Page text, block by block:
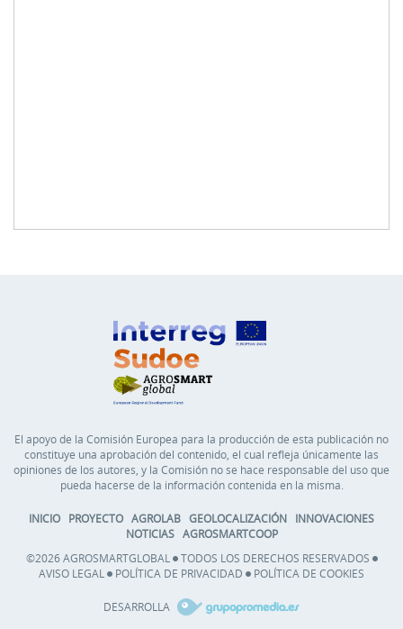
El apoyo de la Comisión Europea para la producción de esta publicación no
constituye una aprobación del contenido, el cual refleja únicamente las
opiniones de los autores, y la Comisión no se hace responsable del uso que
pueda hacerse de la información contenida en la misma.
INICIO PROYECTO AGROLAB GEOLOCALIZACIÓN
INNOVACIONES
NOTICIAS AGROSMARTCOOP
©2026 AGROSMARTGLOBAL TODOS LOS DERECHOS RESERVADOS
AVISO LEGAL
POLÍTICA DE PRIVACIDAD POLÍTICA DE COOKIES
DESARROLLA